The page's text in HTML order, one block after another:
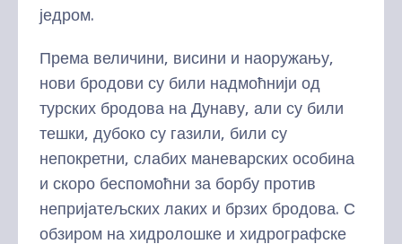
једром.
Према величини, висини и наоружању,
нови бродови су били надмоћнији од
турских бродова на Дунаву, али су били
тешки, дубоко су газили, били су
непокретни, слабих маневарских особина
и скоро беспомоћни за борбу против
непријатељских лаких и брзих бродова. С
обзиром на хидролошке и хидрографске